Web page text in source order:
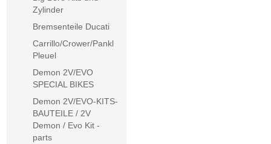
Zylinder
Bremsenteile Ducati
Carrillo/Crower/Pankl
Pleuel
Demon 2V/EVO
SPECIAL BIKES
Demon 2V/EVO-KITS-
BAUTEILE / 2V
Demon / Evo Kit -
parts